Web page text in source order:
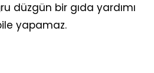
düzgün bir gıda yardımı
yapamaz.